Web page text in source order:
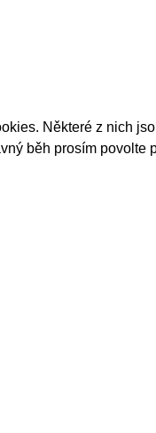
Některé z nich
běh prosím povolte